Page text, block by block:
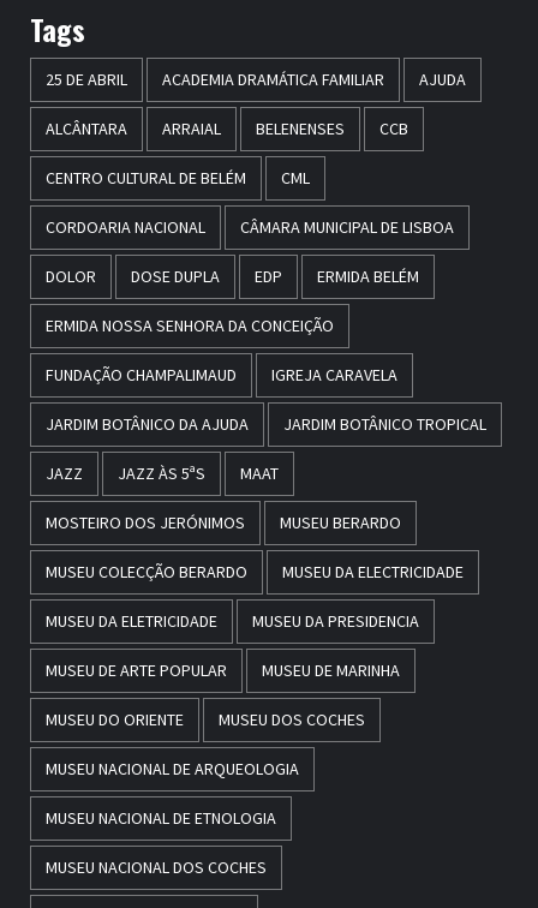
Tags
25 DE ABRIL ACADEMIA DRAMÁTICA FAMILIAR AJUDA
ALCÂNTARA ARRAIAL BELENENSES CCB
CENTRO CULTURAL DE BELÉM CML
CORDOARIA NACIONAL CÂMARA MUNICIPAL DE LISBOA
DOLOR DOSE DUPLA EDP ERMIDA BELÉM
ERMIDA NOSSA SENHORA DA CONCEIÇÃO
FUNDAÇÃO CHAMPALIMAUD IGREJA CARAVELA
JARDIM BOTÂNICO DA AJUDA JARDIM BOTÂNICO TROPICAL
JAZZ JAZZ ÀS 5ªS MAAT
MOSTEIRO DOS JERÓNIMOS MUSEU BERARDO
MUSEU COLECÇÃO BERARDO MUSEU DA ELECTRICIDADE
MUSEU DA ELETRICIDADE MUSEU DA PRESIDENCIA
MUSEU DE ARTE POPULAR MUSEU DE MARINHA
MUSEU DO ORIENTE MUSEU DOS COCHES
MUSEU NACIONAL DE ARQUEOLOGIA
MUSEU NACIONAL DE ETNOLOGIA
MUSEU NACIONAL DOS COCHES